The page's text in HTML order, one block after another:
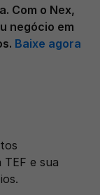
Com o Nex,
negócio em
Baixe agora
e sua